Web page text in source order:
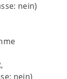
nein)
nein)